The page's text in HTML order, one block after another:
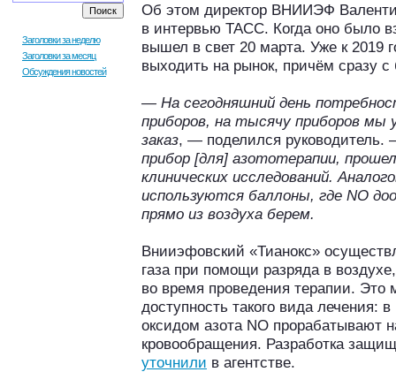
Заголовки за неделю
Заголовки за месяц
Обсуждения новостей
Об этом директор ВНИИЭФ
в интервью ТАСС. Когда оно было
вышел в свет 20 марта. Уже к 2019
выходить на рынок, причём сразу
— На сегодняшний день
приборов, на тысячу приборов мы
заказ, — поделился
прибор [для] азототерапии,
клинических исследований.
используются баллоны, где NO
прямо из воздуха берем.
Внииэфовский «Тианокс»
газа при помощи разряда в
во время проведения терапии. Это
доступность такого вида лечения:
оксидом азота NO прорабатывают
кровообращения. Разработка
уточнили в агентстве.